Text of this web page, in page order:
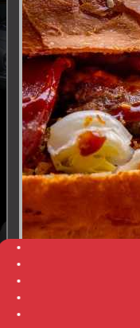
03. BBQ burger